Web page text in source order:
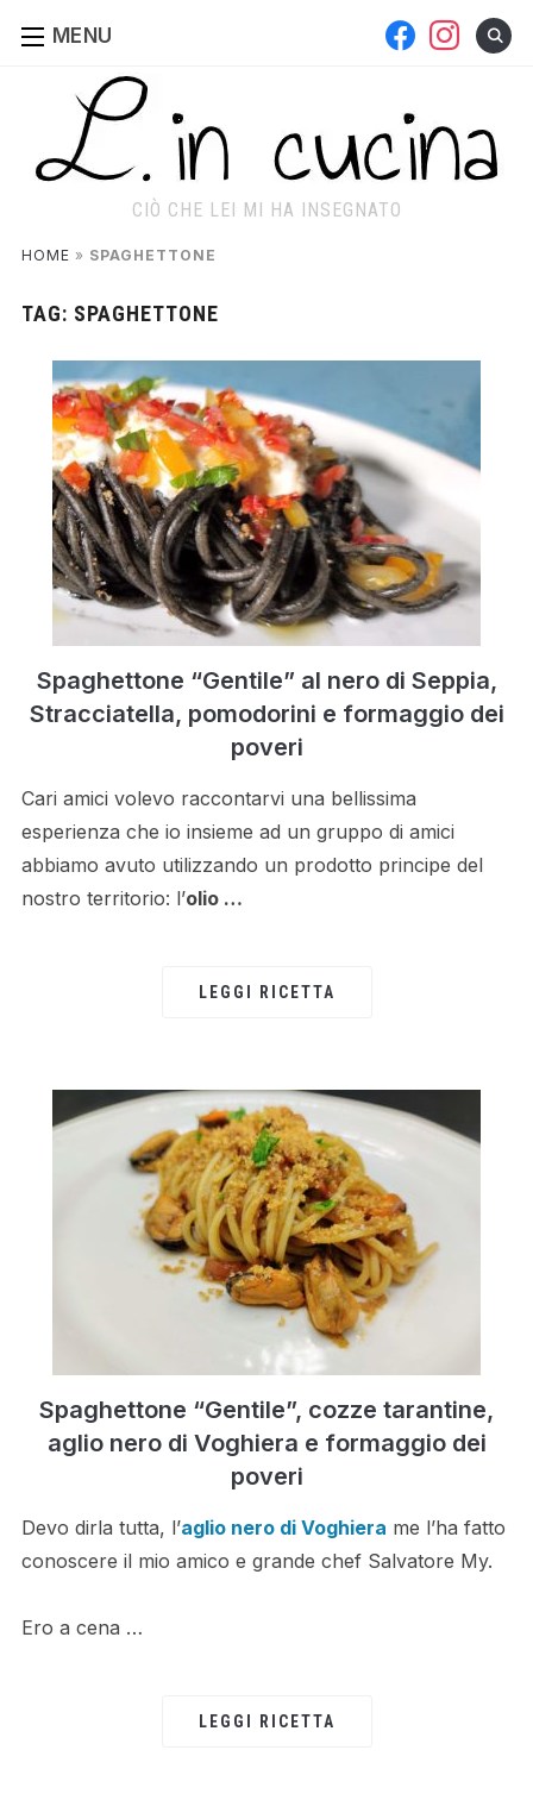
facebook
instagram
MENU
CIÒ CHE LEI MI HA INSEGNATO
HOME » SPAGHETTONE
TAG: SPAGHETTONE
Spaghettone “Gentile” al nero di Seppia,
Stracciatella, pomodorini e formaggio dei
poveri
Cari amici volevo raccontarvi una bellissima
esperienza che io insieme ad un gruppo di amici
abbiamo avuto utilizzando un prodotto principe del
nostro territorio: l’olio …
LEGGI RICETTA
Spaghettone “Gentile”, cozze tarantine,
aglio nero di Voghiera e formaggio dei
poveri
Devo dirla tutta, l’aglio nero di Voghiera me l’ha fatto
conoscere il mio amico e grande chef Salvatore My.
Ero a cena …
LEGGI RICETTA